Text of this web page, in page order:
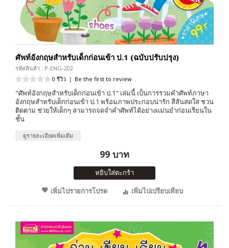
ศัพท์อังกฤษสำหรับเด็กก่อนเข้า ป.1 (ฉบับปรับปรุง)
รหัสสินค้า : P-ENG-202
0 รีวิว | Be the first to review
"ศัพท์อังกฤษสำหรับเด็กก่อนเข้า ป.1" เล่มนี้ เป็นการรวมคำศัพท์ภาษา
อังกฤษสำหรับเด็กก่อนเข้า ป.1 พร้อมภาพประกอบน่ารัก สีสันสดใส ชวน
ติดตาม ช่วยให้เด็กๆ สามารถจดจำคำศัพท์ได้อย่างแม่นยำก่อนเรียนใน
ชั้น
ดูรายละเอียดเพิ่มเติม
99 บาท
หยิบใส่ตะกร้า
เพิ่มไปรายการโปรด
เพิ่มไปเปรียบเทียบ